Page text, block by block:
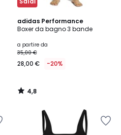
adidas Performance
Boxer da bagno 3 bande
a partire da
35,00 €
28,00 € -20%
4,8
/ 5
4,8
/